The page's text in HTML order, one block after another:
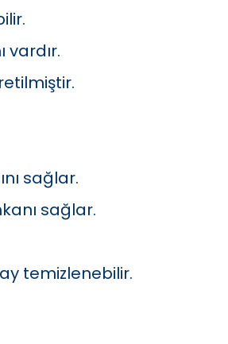
vardır.
sağlar.
sağlar.
temizlenebilir.